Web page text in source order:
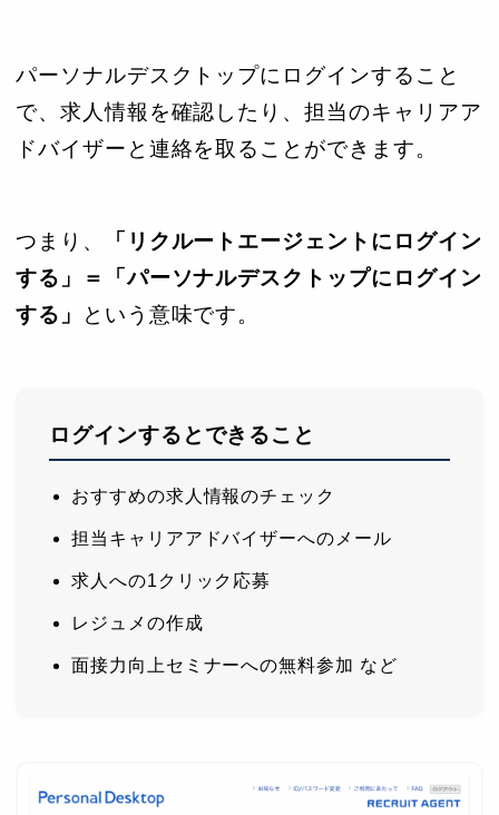
パーソナルデスクトップにログインすること
で、求人情報を確認したり、担当のキャリアア
ドバイザーと連絡を取ることができます。
つまり、
「リクルートエージェントにログイン
する」＝「パーソナルデスクトップにログイン
する」
という意味です。
ログインするとできること
おすすめの求人情報のチェック
担当キャリアアドバイザーへのメール
求人への1クリック応募
レジュメの作成
面接力向上セミナーへの無料参加 など